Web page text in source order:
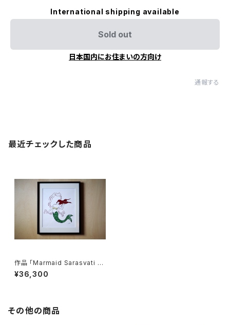
International shipping available
Sold out
日本国内にお住まいの方向け
通報する
最近チェックした商品
作品 「Marmaid Sarasvati マ
ーメイド」 額装品
¥36,300
その他の商品